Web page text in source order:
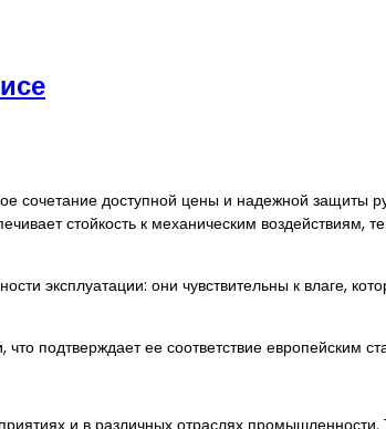
сочетание доступной цены и надежной защиты
стойкость к механическим воздействиям,
эксплуатации: они чувствительны к влаге,
подтверждает ее соответствие европейским